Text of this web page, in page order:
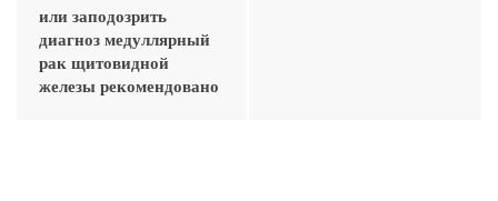
или заподозрить
диагноз медуллярный
рак щитовидной
железы рекомендовано